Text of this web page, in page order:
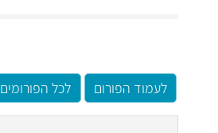
לעמוד הפורום לכל הפורומים